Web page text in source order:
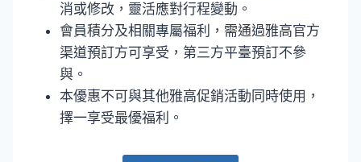
消或修改，靈活應對行程變動。
會員積分及相關專屬福利，需通過雅高官方
渠道預訂方可享受，第三方平臺預訂不參
與。
本優惠不可與其他雅高促銷活動同時使用，
擇一享受最優福利。